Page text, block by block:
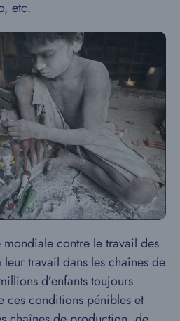
etc.
mondiale contre le travail des
leur travail dans les chaînes de
d’enfants toujours
ces conditions pénibles et